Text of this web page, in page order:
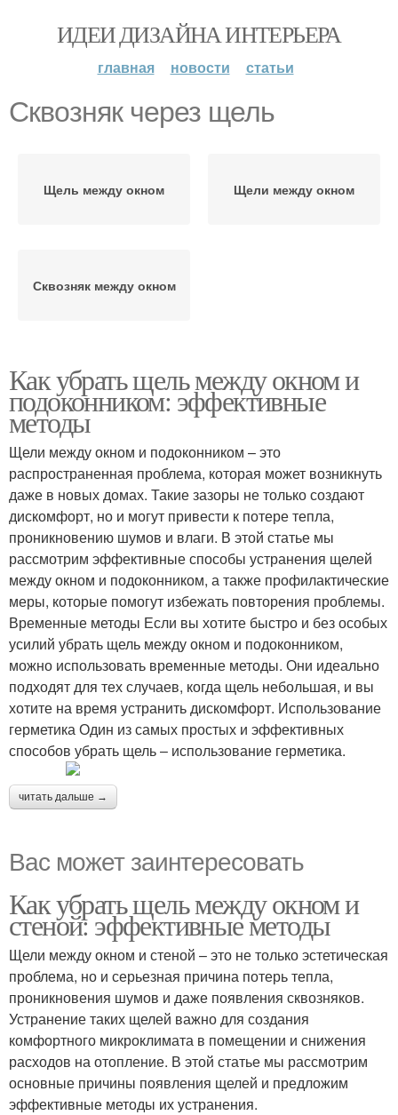
ИДЕИ ДИЗАЙНА ИНТЕРЬЕРА
главная новости статьи
Сквозняк через щель
Щель между окном Щели между окном
Сквозняк между окном
Как убрать щель между окном и
подоконником: эффективные
методы
Щели между окном и подоконником – это
распространенная проблема, которая может возникнуть
даже в новых домах. Такие зазоры не только создают
дискомфорт, но и могут привести к потере тепла,
проникновению шумов и влаги. В этой статье мы
рассмотрим эффективные способы устранения щелей
между окном и подоконником, а также профилактические
меры, которые помогут избежать повторения проблемы.
Временные методы Если вы хотите быстро и без особых
усилий убрать щель между окном и подоконником,
можно использовать временные методы. Они идеально
подходят для тех случаев, когда щель небольшая, и вы
хотите на время устранить дискомфорт. Использование
герметика Один из самых простых и эффективных
способов убрать щель – использование герметика.
читать дальше →
Вас может заинтересовать
Как убрать щель между окном и
стеной: эффективные методы
Щели между окном и стеной – это не только эстетическая
проблема, но и серьезная причина потерь тепла,
проникновения шумов и даже появления сквозняков.
Устранение таких щелей важно для создания
комфортного микроклимата в помещении и снижения
расходов на отопление. В этой статье мы рассмотрим
основные причины появления щелей и предложим
эффективные методы их устранения.